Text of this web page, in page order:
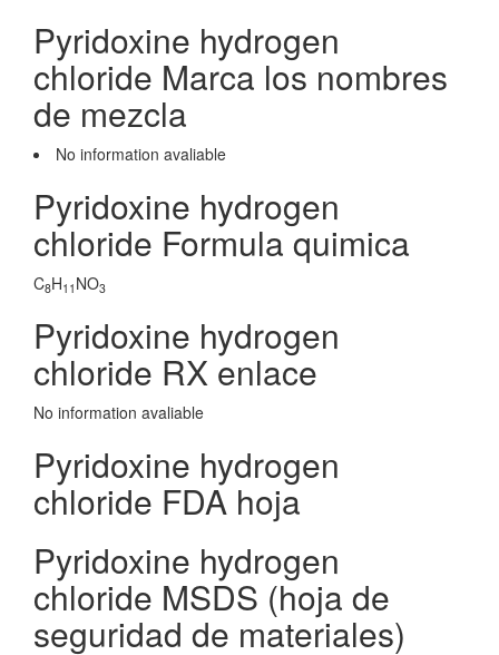
Pyridoxine hydrogen
chloride Marca los nombres
de mezcla
No information avaliable
Pyridoxine hydrogen
chloride Formula quimica
C8H11 NO3
Pyridoxine hydrogen
chloride RX enlace
No information avaliable
Pyridoxine hydrogen
chloride FDA hoja
Pyridoxine hydrogen
chloride MSDS (hoja de
seguridad de materiales)